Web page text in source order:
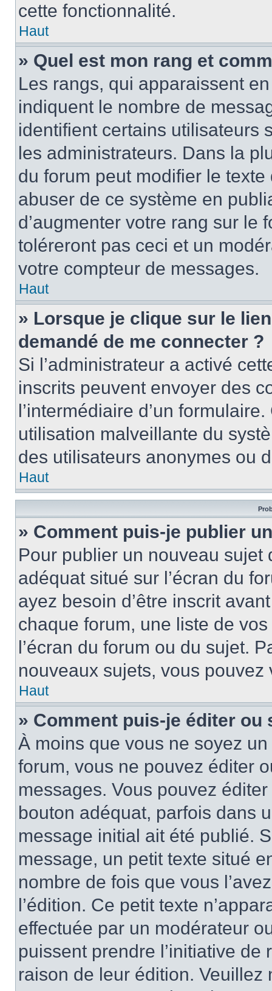
cette fonctionnalité.
Haut
» Quel est mon rang et
Les rangs, qui apparaissent
indiquent le nombre de
identifient certains utilisateurs
les administrateurs. Dans la
du forum peut modifier le
abuser de ce système en
d’augmenter votre rang sur le
toléreront pas ceci et un
votre compteur de messages.
Haut
» Lorsque je clique sur le
demandé de me connecter ?
Si l’administrateur a activé
inscrits peuvent envoyer des
l’intermédiaire d’un
utilisation malveillante du
des utilisateurs anonymes ou
Haut
» Comment puis-je publier
Pour publier un nouveau
adéquat situé sur l’écran du
ayez besoin d’être inscrit
chaque forum, une liste de
l’écran du forum ou du sujet.
nouveaux sujets, vous
Haut
» Comment puis-je éditer
À moins que vous ne soyez
forum, vous ne pouvez éditer
messages. Vous pouvez
bouton adéquat, parfois dans
message initial ait été publié.
message, un petit texte situé
nombre de fois que vous
l’édition. Ce petit texte
effectuée par un modérateur
puissent prendre l’initiative
raison de leur édition.